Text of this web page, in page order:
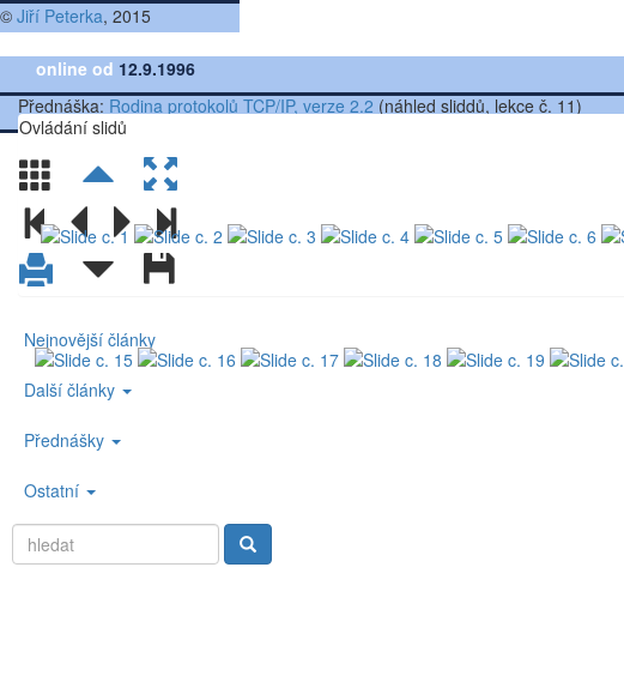
© Jiří Peterka, 2015
online od 12.9.1996
Ovládání slidů
Nejnovější články
Další články
Přednášky
Ostatní
Přednáška: Rodina protokolů TCP/IP, verze 2.2 (náhled sliddů, lekce č. 11)